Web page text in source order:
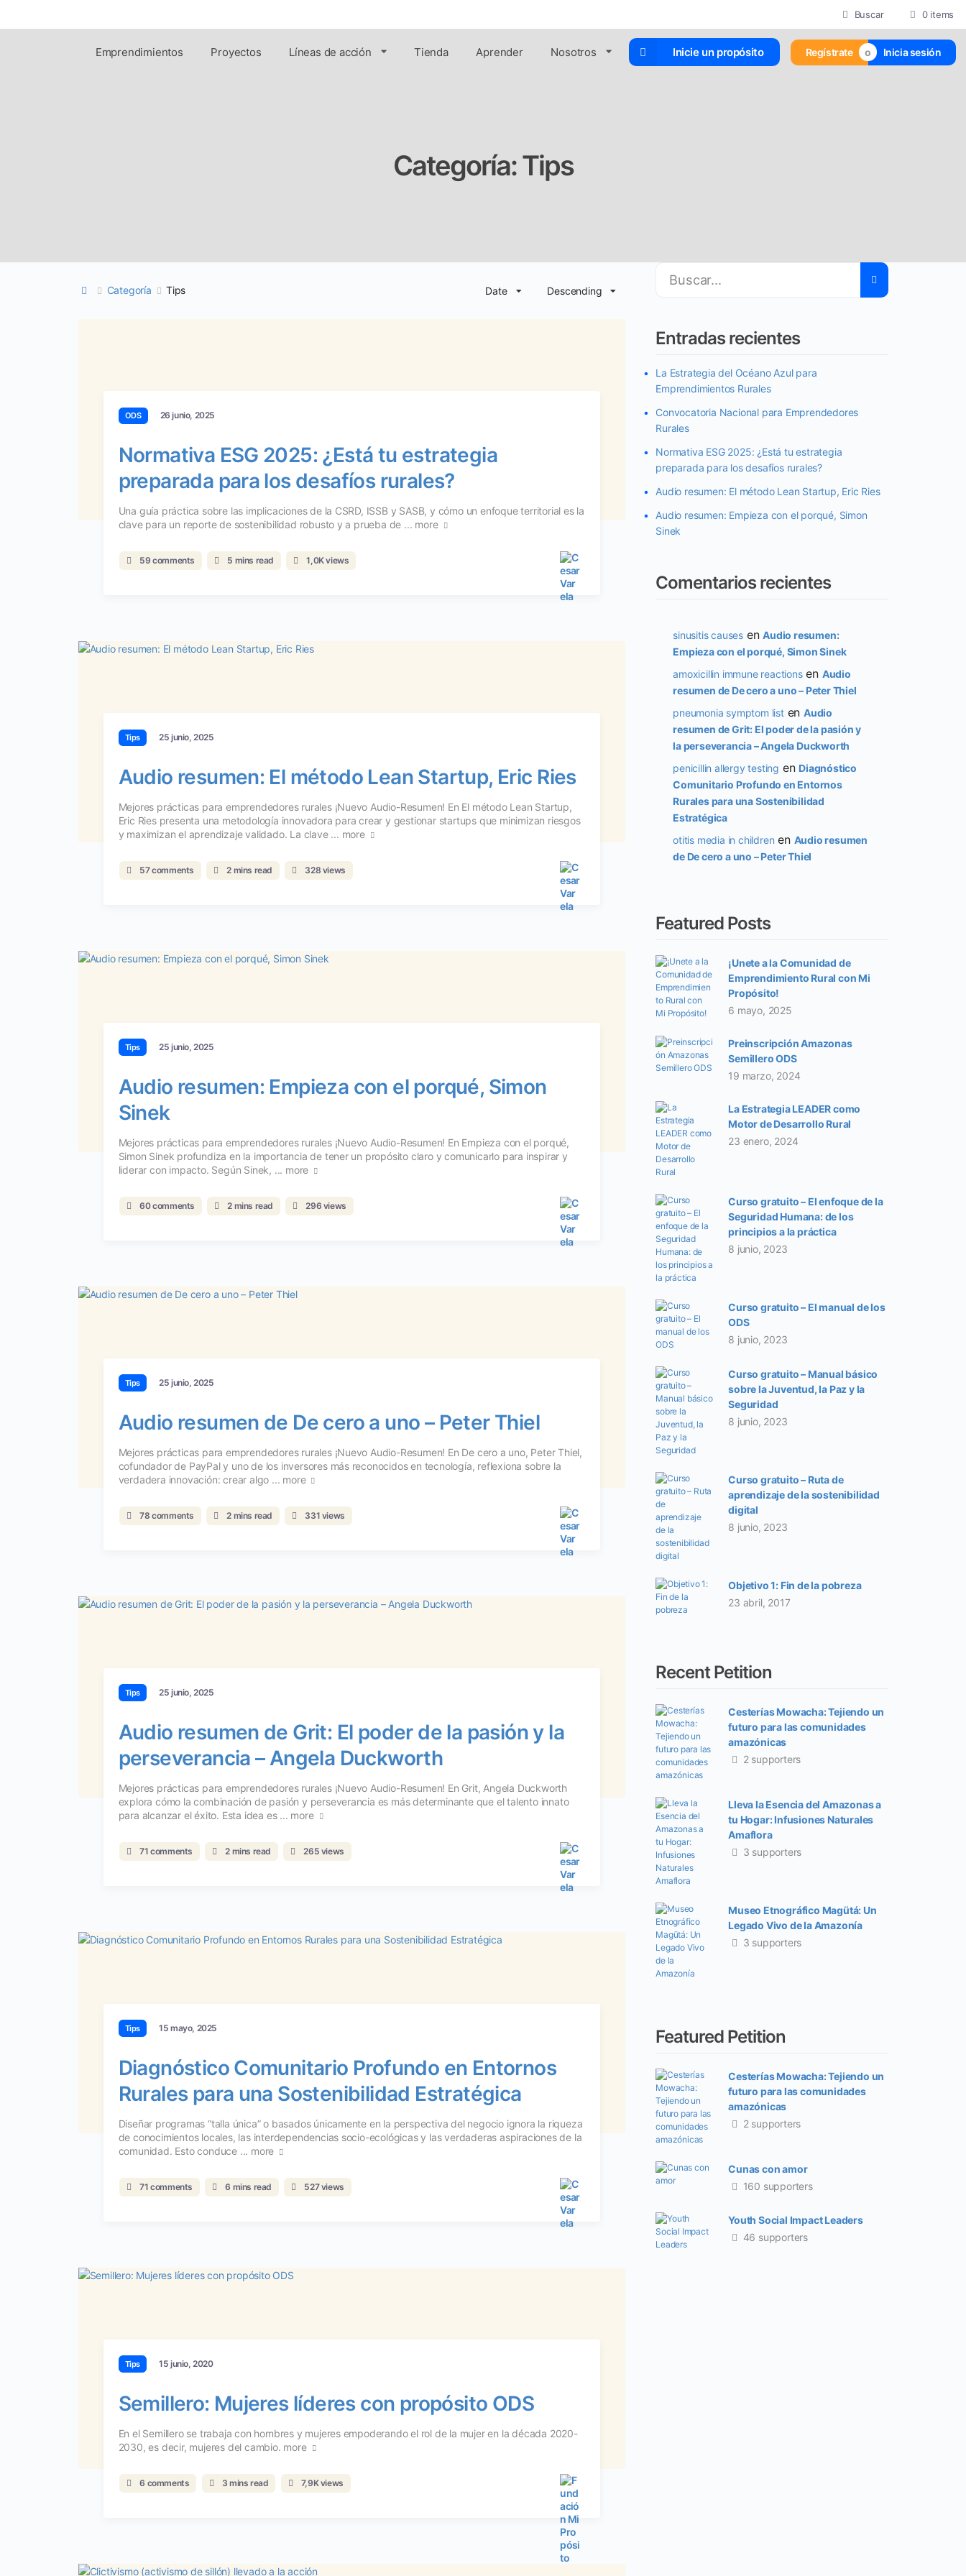
Buscar 0 items
Emprendimientos Proyectos Líneas de acción Tienda Aprender Nosotros Inicie un propósito Regístrate Inicia sesión
Categoría:Tips
Categoría Tips Date Descending
ODS 26 junio, 2025
Normativa ESG 2025: ¿Está tu estrategia
preparada para los desafíos rurales?
Una guía práctica sobre las implicaciones de la CSRD, ISSB y SASB, y cómo un enfoque territorial es la
clave para un reporte de sostenibilidad robusto y a prueba de ... more
59 comments 5 mins read 1,0K views
Tips 25 junio, 2025
Audio resumen: El método Lean Startup, Eric Ries
Mejores prácticas para emprendedores rurales ¡Nuevo Audio-Resumen! En El método Lean Startup,
Eric Ries presenta una metodología innovadora para crear y gestionar startups que minimizan riesgos
y maximizan el aprendizaje validado. La clave ... more
57 comments 2 mins read 328 views
Tips 25 junio, 2025
Audio resumen: Empieza con el porqué, Simon
Sinek
Mejores prácticas para emprendedores rurales ¡Nuevo Audio-Resumen! En Empieza con el porqué,
Simon Sinek profundiza en la importancia de tener un propósito claro y comunicarlo para inspirar y
liderar con impacto. Según Sinek, ... more
60 comments 2 mins read 296 views
Tips 25 junio, 2025
Audio resumen de De cero a uno – Peter Thiel
Mejores prácticas para emprendedores rurales ¡Nuevo Audio-Resumen! En De cero a uno, Peter Thiel,
cofundador de PayPal y uno de los inversores más reconocidos en tecnología, reflexiona sobre la
verdadera innovación: crear algo ... more
78 comments 2 mins read 331 views
Tips 25 junio, 2025
Audio resumen de Grit: El poder de la pasión y la
perseverancia – Angela Duckworth
Mejores prácticas para emprendedores rurales ¡Nuevo Audio-Resumen! En Grit, Angela Duckworth
explora cómo la combinación de pasión y perseverancia es más determinante que el talento innato
para alcanzar el éxito. Esta idea es ... more
71 comments 2 mins read 265 views
Tips 15 mayo, 2025
Diagnóstico Comunitario Profundo en Entornos
Rurales para una Sostenibilidad Estratégica
Diseñar programas “talla única” o basados únicamente en la perspectiva del negocio ignora la riqueza
de conocimientos locales, las interdependencias socio-ecológicas y las verdaderas aspiraciones de la
comunidad. Esto conduce ... more
71 comments 6 mins read 527 views
Tips 15 junio, 2020
Semillero: Mujeres líderes con propósito ODS
En el Semillero se trabaja con hombres y mujeres empoderando el rol de la mujer en la década 2020-
2030, es decir, mujeres del cambio. more
6 comments 3 mins read 7,9K views
Entradas recientes
La Estrategia del Océano Azul para
Emprendimientos Rurales
Convocatoria Nacional para Emprendedores
Rurales
Normativa ESG 2025: ¿Está tu estrategia
preparada para los desafíos rurales?
Audio resumen: El método Lean Startup, Eric Ries
Audio resumen: Empieza con el porqué, Simon
Sinek
Comentarios recientes
sinusitis causes enAudio resumen:
Empieza con el porqué, Simon Sinek
amoxicillin immune reactionsen Audio
resumen de De cero a uno – Peter Thiel
pneumonia symptom listen Audio
resumen de Grit: El poder de la pasión y
la perseverancia – Angela Duckworth
penicillin allergy testing en Diagnóstico
Comunitario Profundo en Entornos
Rurales para una Sostenibilidad
Estratégica
otitis media in children en Audio resumen
de De cero a uno – Peter Thiel
Featured Posts
¡Unete a la Comunidad de
Emprendimiento Rural con Mi
Propósito!
6 mayo, 2025
Preinscripción Amazonas
Semillero ODS
19 marzo, 2024
La Estrategia LEADER como
Motor de Desarrollo Rural
23 enero, 2024
Curso gratuito – El enfoque de la
Seguridad Humana: de los
principios a la práctica
8 junio, 2023
Curso gratuito – El manual de los
ODS
8 junio, 2023
Curso gratuito – Manual básico
sobre la Juventud, la Paz y la
Seguridad
8 junio, 2023
Curso gratuito – Ruta de
aprendizaje de la sostenibilidad
digital
8 junio, 2023
Objetivo 1: Fin de la pobreza
23 abril, 2017
Recent Petition
Cesterías Mowacha: Tejiendo un
futuro para las comunidades
amazónicas
2 supporters
Lleva la Esencia del Amazonas a
tu Hogar: Infusiones Naturales
Amaflora
3 supporters
Museo Etnográfico Magütá: Un
Legado Vivo de la Amazonía
3 supporters
Featured Petition
Cesterías Mowacha: Tejiendo un
futuro para las comunidades
amazónicas
2 supporters
Cunas con amor
160 supporters
Youth Social Impact Leaders
46 supporters